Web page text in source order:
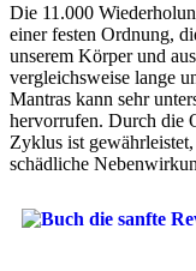
Die 11.000
einer festen Ordnung,
unserem Körper und
vergleichsweise lange
Mantras kann sehr
hervorrufen. Durch die
Zyklus ist
schädliche